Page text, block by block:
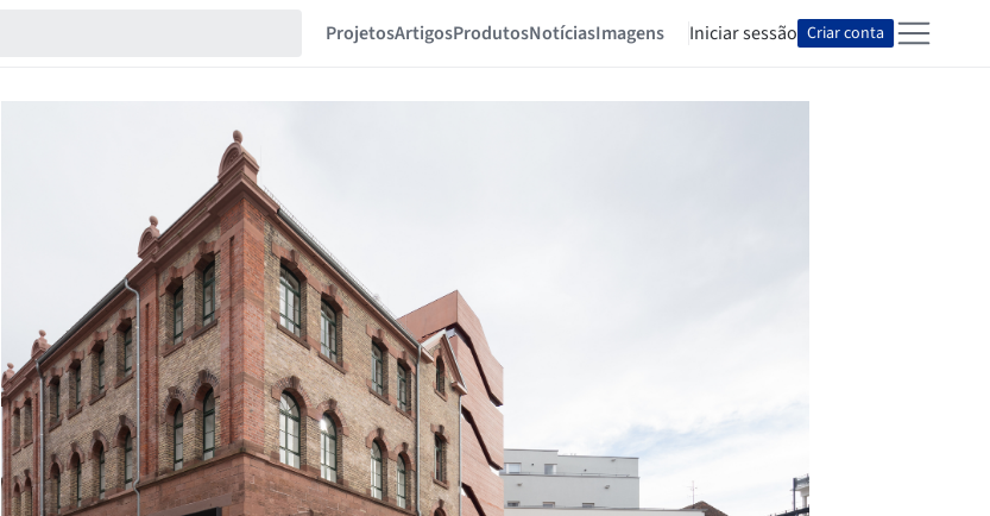
ProjetosArtigosProdutosNotíciasImagens Iniciar sessão Criar conta